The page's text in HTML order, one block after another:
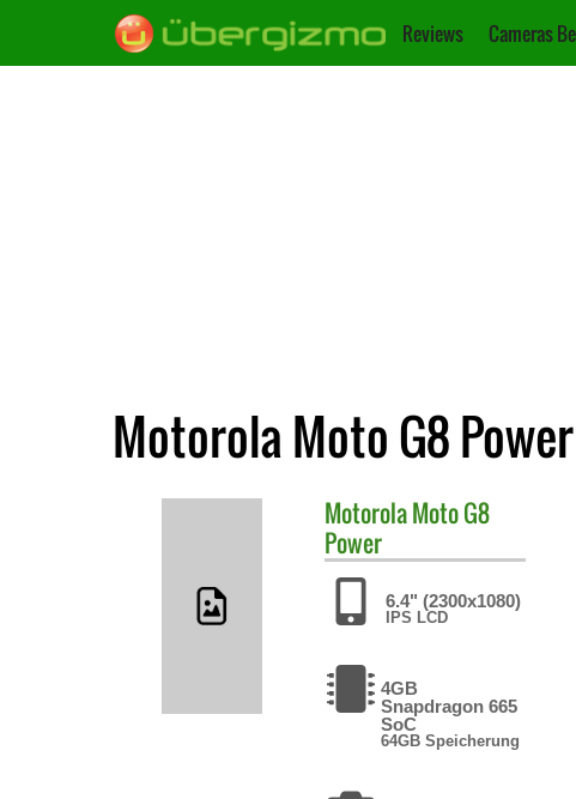
Reviews Cameras
Motorola Moto G8
MotorolaMoto G8
Power
6.4" (2300x1080)
IPS LCD
4GB
Snapdragon 665
SoC
64GB Speicherung